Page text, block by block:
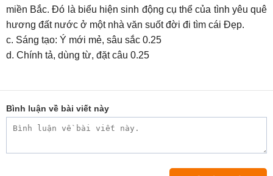
miền Bắc. Đó là biểu hiện sinh động cụ thể của tình yêu quê
hương đất nước ở một nhà văn suốt đời đi tìm cái Đẹp.
c. Sáng tạo: Ý mới mẻ, sâu sắc 0.25
d. Chính tả, dùng từ, đặt câu 0.25
Bình luận về bài viết này